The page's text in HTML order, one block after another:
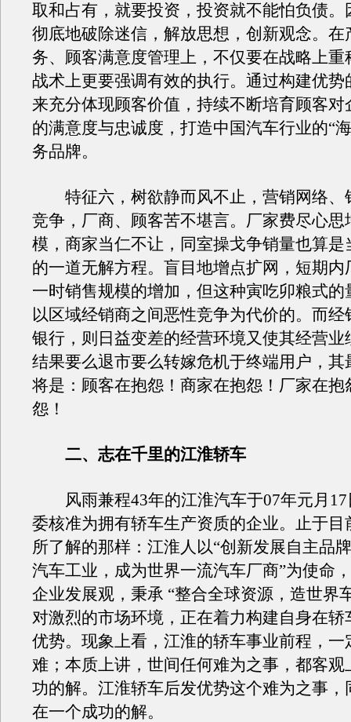
取和占有，就要投资，投资就不能怕负债。
彻底地破除迷信，解放思想，创新观念。在
务、顾客满意度管理上，不仅要在战略上重
战术上更要强调有效的执行。通过构建优势
来充分体现顾客价值，持续不断培育顾客对
的满意度与忠诚度，打造中国汽车行业的“
务品牌。
特征六，树欲静而风不止，营销网络、
竞争，厂商、顾客苦不堪言。厂家费尽心思
模，商家当仁不让，同室操戈争销量也算是
的一道无解方程。盲目地增点扩网，短期内
一时销售规模的增加，但这种寅吃卯粮式的
以区域经销商之间恶性竞争为代价的。而经
银行，则日益变差的经营环境又使其经营业
结果要么退市要么转嫁危机于终端用户，其
将是：顾客在抱怨！商家在抱怨！厂家在抱
怨！
二、志在千里的江淮轿车
风雨兼程43年的江淮汽车于07年元月17
委核准为拥有轿车生产资质的企业。止于目
所了解的那样：江淮人以“创新发展自主品
汽车工业，成为世界一流汽车厂商”为使命
企业发展观，秉承 “整合全球资源，造世界
对激烈的市场环境，正在着力构建自身在轿
优势。现象上看，江淮的轿车事业前程，一
难；本质上讲，世间任何难为之事，都客观
功的解。江淮轿车后发优势这个难为之事，
在一个成功的解。